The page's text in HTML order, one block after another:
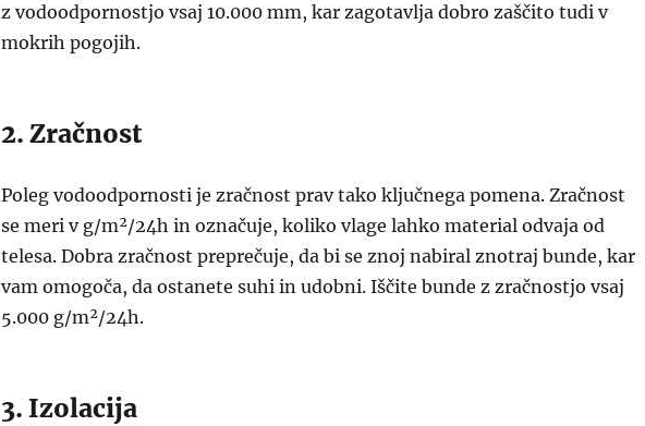
z vodoodpornostjo vsaj 10.000 mm, kar zagotavlja dobro zaščito tudi v
mokrih pogojih.
2. Zračnost
Poleg vodoodpornosti je zračnost prav tako ključnega pomena. Zračnost
se meri v g/m²/24h in označuje, koliko vlage lahko material odvaja od
telesa. Dobra zračnost preprečuje, da bi se znoj nabiral znotraj bunde, kar
vam omogoča, da ostanete suhi in udobni. Iščite bunde z zračnostjo vsaj
5.000 g/m²/24h.
3. Izolacija